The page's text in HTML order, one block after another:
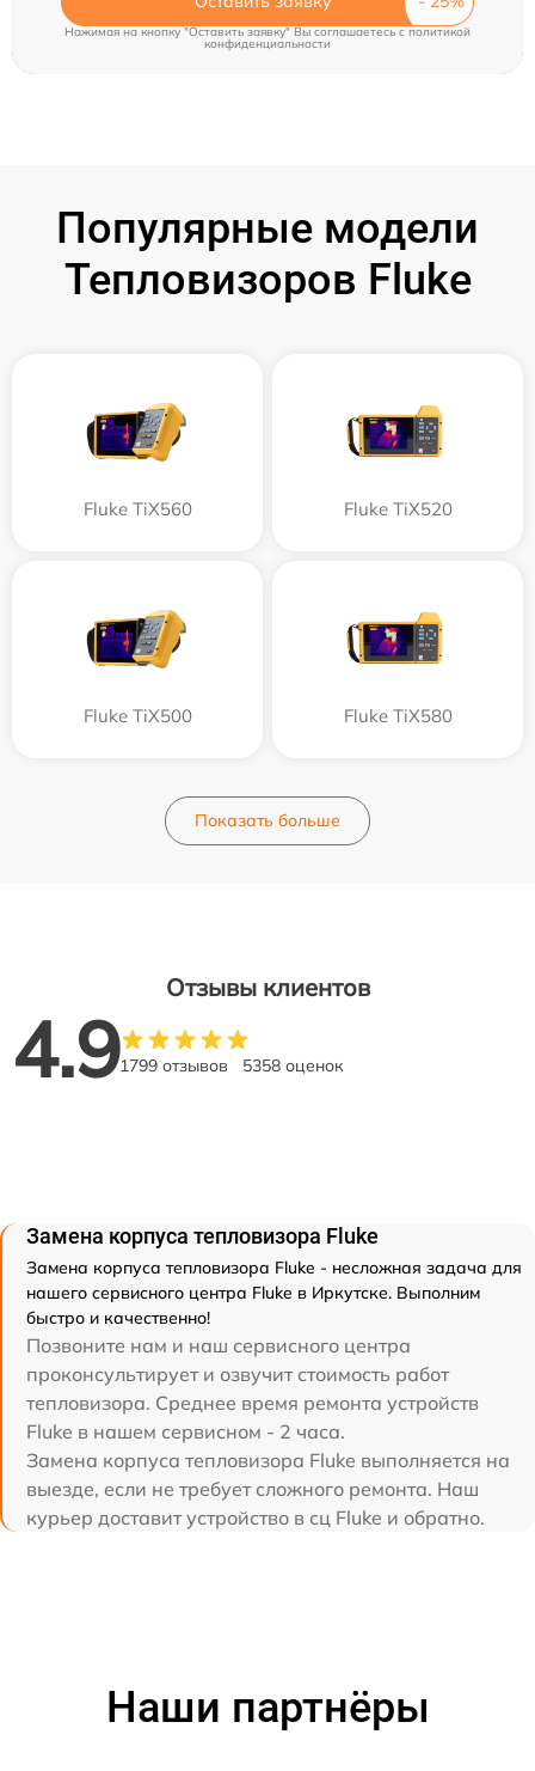
Нажимая на кнопку "Оставить заявку" Вы соглашаетесь cполитикой
конфиденциальности
Популярные модели
Тепловизоров Fluke
Fluke TiX560 Fluke TiX520
Fluke TiX500 Fluke TiX580
Показать больше
Отзывы клиентов
4.91799 отзывов 5358 оценок
Замена корпуса тепловизора Fluke
Замена корпуса тепловизора Fluke - несложная задача для
нашего сервисного центра Fluke в Иркутске. Выполним
быстро и качественно!
Позвоните нам и наш сервисного центра
проконсультирует и озвучит стоимость работ
тепловизора. Среднее время ремонта устройств
Fluke в нашем сервисном - 2 часа.
Замена корпуса тепловизора Fluke выполняется на
выезде, если не требует сложного ремонта. Наш
курьер доставит устройство в сц Fluke и обратно.
Наши партнёры